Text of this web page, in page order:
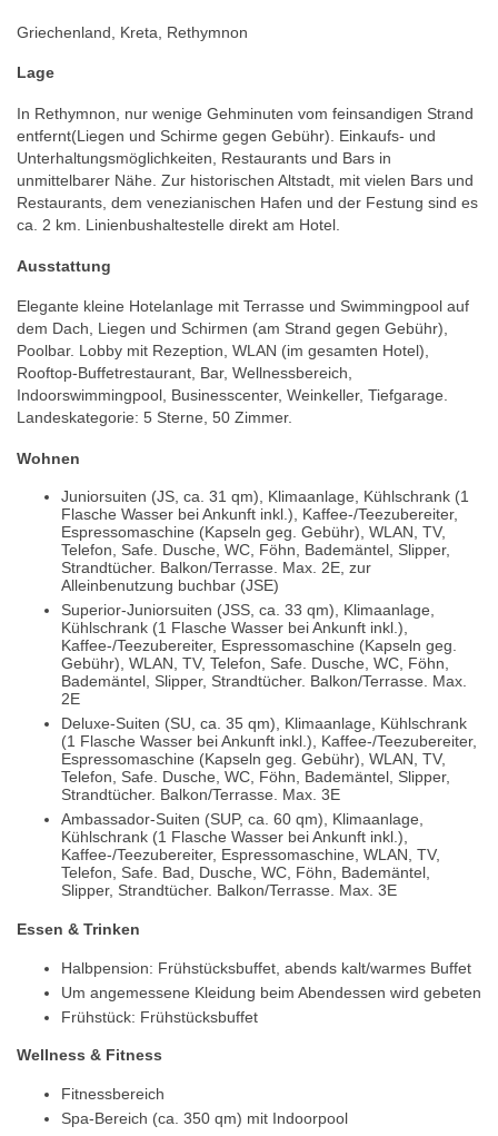
Griechenland, Kreta, Rethymnon
Lage
In Rethymnon, nur wenige Gehminuten vom feinsandigen Strand
entfernt(Liegen und Schirme gegen Gebühr). Einkaufs- und
Unterhaltungsmöglichkeiten, Restaurants und Bars in
unmittelbarer Nähe. Zur historischen Altstadt, mit vielen Bars und
Restaurants, dem venezianischen Hafen und der Festung sind es
ca. 2 km. Linienbushaltestelle direkt am Hotel.
Ausstattung
Elegante kleine Hotelanlage mit Terrasse und Swimmingpool auf
dem Dach, Liegen und Schirmen (am Strand gegen Gebühr),
Poolbar. Lobby mit Rezeption, WLAN (im gesamten Hotel),
Rooftop-Buffetrestaurant, Bar, Wellnessbereich,
Indoorswimmingpool, Businesscenter, Weinkeller, Tiefgarage.
Landeskategorie: 5 Sterne, 50 Zimmer.
Wohnen
Juniorsuiten (JS, ca. 31 qm), Klimaanlage, Kühlschrank (1
Flasche Wasser bei Ankunft inkl.), Kaffee-/Teezubereiter,
Espressomaschine (Kapseln geg. Gebühr), WLAN, TV,
Telefon, Safe. Dusche, WC, Föhn, Bademäntel, Slipper,
Strandtücher. Balkon/Terrasse. Max. 2E, zur
Alleinbenutzung buchbar (JSE)
Superior-Juniorsuiten (JSS, ca. 33 qm), Klimaanlage,
Kühlschrank (1 Flasche Wasser bei Ankunft inkl.),
Kaffee-/Teezubereiter, Espressomaschine (Kapseln geg.
Gebühr), WLAN, TV, Telefon, Safe. Dusche, WC, Föhn,
Bademäntel, Slipper, Strandtücher. Balkon/Terrasse. Max.
2E
Deluxe-Suiten (SU, ca. 35 qm), Klimaanlage, Kühlschrank
(1 Flasche Wasser bei Ankunft inkl.), Kaffee-/Teezubereiter,
Espressomaschine (Kapseln geg. Gebühr), WLAN, TV,
Telefon, Safe. Dusche, WC, Föhn, Bademäntel, Slipper,
Strandtücher. Balkon/Terrasse. Max. 3E
Ambassador-Suiten (SUP, ca. 60 qm), Klimaanlage,
Kühlschrank (1 Flasche Wasser bei Ankunft inkl.),
Kaffee-/Teezubereiter, Espressomaschine, WLAN, TV,
Telefon, Safe. Bad, Dusche, WC, Föhn, Bademäntel,
Slipper, Strandtücher. Balkon/Terrasse. Max. 3E
Essen & Trinken
Halbpension: Frühstücksbuffet, abends kalt/warmes Buffet
Um angemessene Kleidung beim Abendessen wird gebeten
Frühstück: Frühstücksbuffet
Wellness & Fitness
Fitnessbereich
Spa-Bereich (ca. 350 qm) mit Indoorpool